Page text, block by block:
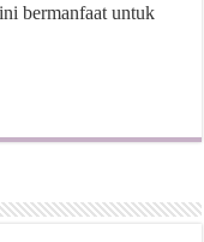
bermanfaat untuk